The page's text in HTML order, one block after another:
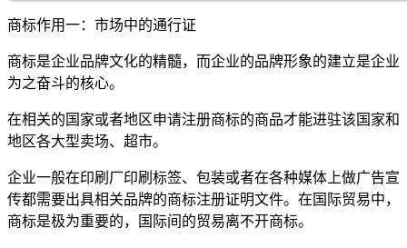
商标作用一：市场中的通行证
商标是企业品牌文化的精髓，而企业的品牌形象的建立是企业
为之奋斗的核心。
在相关的国家或者地区申请注册商标的商品才能进驻该国家和
地区各大型卖场、超市。
企业一般在印刷厂印刷标签、包装或者在各种媒体上做广告宣
传都需要出具相关品牌的商标注册证明文件。在国际贸易中，
商标是极为重要的，国际间的贸易离不开商标。